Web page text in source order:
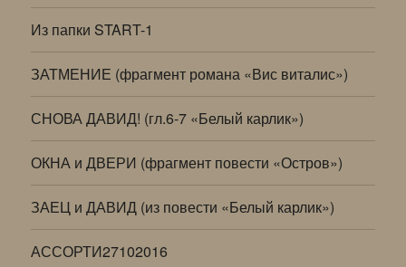
Из папки START-1
ЗАТМЕНИЕ (фрагмент романа «Вис виталис»)
СНОВА ДАВИД! (гл.6-7 «Белый карлик»)
ОКНА и ДВЕРИ (фрагмент повести «Остров»)
ЗАЕЦ и ДАВИД (из повести «Белый карлик»)
АССОРТИ27102016